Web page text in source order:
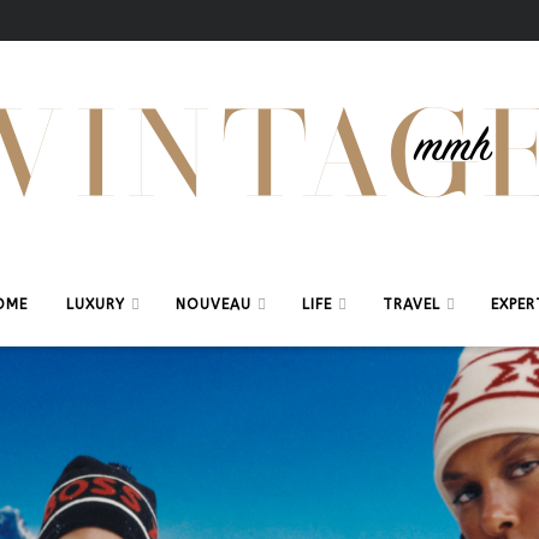
LUXURY NOUVEAU LIFE TRAVEL